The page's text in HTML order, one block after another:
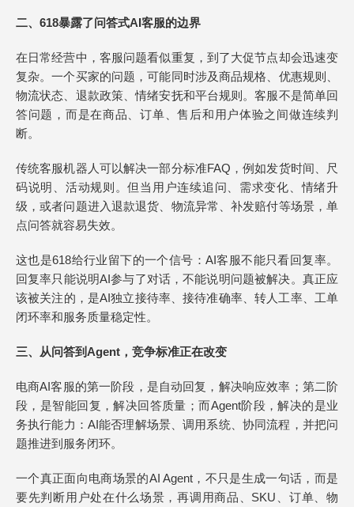
二、618暴露了问答式AI客服的边界
在日常经营中，客服问题看似重复，到了大促节点却会迅速变
复杂。一个买家的问题，可能同时涉及商品规格、优惠规则、
物流状态、退款政策、情绪安抚和平台规则。客服不是简单回
答问题，而是在商品、订单、售后和用户体验之间做连续判
断。
传统客服机器人可以解决一部分标准FAQ，例如发货时间、尺
码说明、活动规则。但当用户连续追问、需求变化、情绪升
级，或者问题进入退款退货、物流异常、补发赔付等场景，单
点问答就容易失效。
这也是618给行业留下的一个信号：AI客服不能只看回复率。
回复率只能说明AI参与了对话，不能说明问题被解决。真正应
该被关注的，是AI独立接待率、接待准确率、转人工率、工单
闭环率和服务质量稳定性。
三、从问答到Agent，竞争标准正在改变
电商AI客服的第一阶段，是自动回复，解决响应效率；第二阶
段，是智能回复，解决回答质量；而Agent阶段，解决的是业
务执行能力：AI能否理解场景、调用系统、协同流程，并把问
题推进到服务闭环。
一个真正面向电商场景的AI Agent，不只是生成一句话，而是
要先判断用户处在什么场景，再调用商品、SKU、订单、物